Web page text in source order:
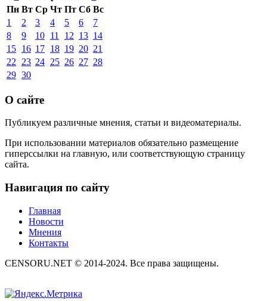
Пн Вт Ср Чт Пт Сб Вс
1
2 3 4 5 6
7
8
9 10 11 12 13 14
15 16 17 18 19 20 21
22
23 24 25 26 27 28
29 30
О сайте
Публикуем различные мнения, статьи и видеоматериалы.
При использовании материалов обязательно размещение
гиперссылки на главную, или соответствующую страницу
сайта.
Навигация по сайту
Главная
Новости
Мнения
Контакты
CENSORU.NET © 2014-2024. Все права защищены.